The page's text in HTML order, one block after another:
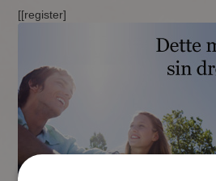
[[register]